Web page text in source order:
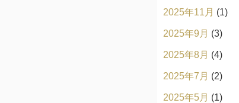
2025年11月 (1)
2025年9月 (3)
2025年8月 (4)
2025年7月 (2)
2025年5月 (1)